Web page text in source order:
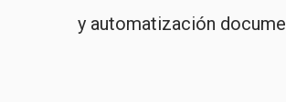
y automatización